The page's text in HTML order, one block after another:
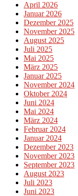
April 2026
Januar 2026
Dezember 2025
November 2025
August 2025
Juli 2025
Mai 2025
März 2025
Januar 2025
November 2024
Oktober 2024
Juni 2024
Mai 2024
März 2024
Februar 2024
Januar 2024
Dezember 2023
November 2023
September 2023
August 2023
Juli 2023
Juni 2023